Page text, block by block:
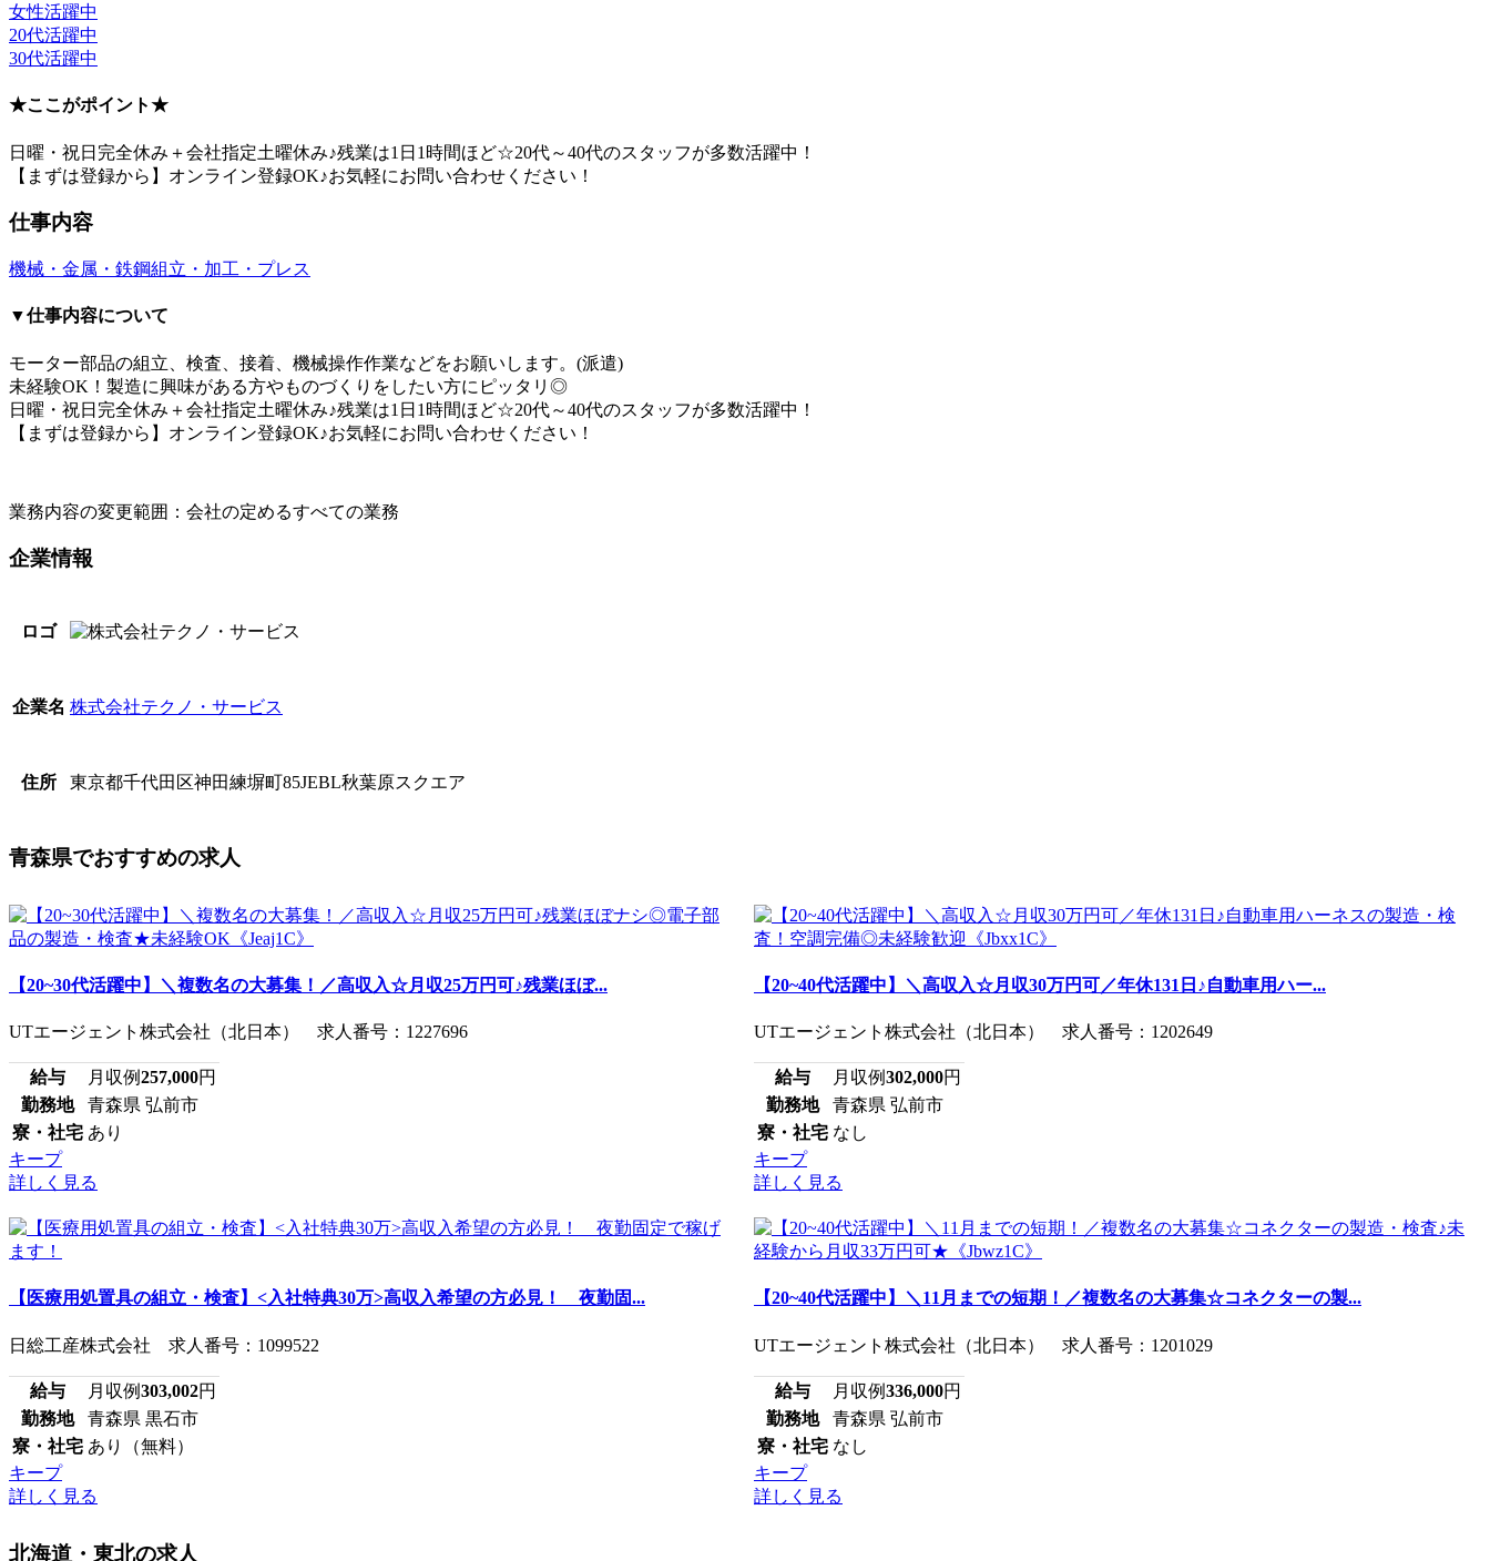
女性活躍中
20代活躍中
30代活躍中
★ここがポイント★
日曜・祝日完全休み＋会社指定土曜休み♪残業は1日1時間ほど☆20代～40代のスタッフが多数活躍中！
【まずは登録から】オンライン登録OK♪お気軽にお問い合わせください！
仕事内容
機械・金属・鉄鋼組立・加工・プレス
▼仕事内容について
モーター部品の組立、検査、接着、機械操作作業などをお願いします。(派遣)
未経験OK！製造に興味がある方やものづくりをしたい方にピッタリ◎
日曜・祝日完全休み＋会社指定土曜休み♪残業は1日1時間ほど☆20代～40代のスタッフが多数活躍中！
【まずは登録から】オンライン登録OK♪お気軽にお問い合わせください！
業務内容の変更範囲：会社の定めるすべての業務
企業情報
ロゴ
企業名 株式会社テクノ・サービス
住所 東京都千代田区神田練塀町85JEBL秋葉原スクエア
青森県でおすすめの求人
【20~30代活躍中】＼複数名の大募集！／高収入☆月収25万円可♪残業ほぼ...
UTエージェント株式会社（北日本） 求人番号：1227696
給与 月収例257,000円
勤務地
青森県 弘前市
寮・社宅 あり
キープ
詳しく見る
【20~40代活躍中】＼高収入☆月収30万円可／年休131日♪自動車用ハー...
UTエージェント株式会社（北日本） 求人番号：1202649
給与 月収例302,000円
勤務地
青森県 弘前市
寮・社宅 なし
キープ
詳しく見る
【医療用処置具の組立・検査】<入社特典30万>高収入希望の方必見！ 夜勤固...
日総工産株式会社 求人番号：1099522
給与 月収例303,002円
勤務地
青森県 黒石市
寮・社宅 あり（無料）
キープ
詳しく見る
【20~40代活躍中】＼11月までの短期！／複数名の大募集☆コネクターの製...
UTエージェント株式会社（北日本） 求人番号：1201029
給与 月収例336,000円
勤務地
青森県 弘前市
寮・社宅 なし
キープ
詳しく見る
北海道・東北の求人